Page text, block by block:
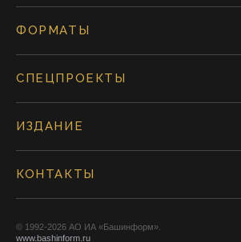
ФОРМАТЫ
СПЕЦПРОЕКТЫ
ИЗДАНИЕ
КОНТАКТЫ
© 1992-2026 АО ИА «Башинформ».
www.bashinform.ru